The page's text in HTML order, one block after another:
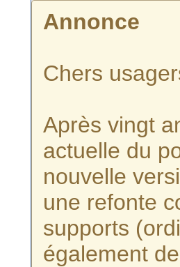
Annonce
Chers
Après vingt
actuelle du
nouvelle
une refonte
supports
également